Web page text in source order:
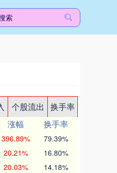
个股流出
换手率
涨幅
换手率
396.89% 79.39%
20.21% 16.80%
20.03% 14.18%